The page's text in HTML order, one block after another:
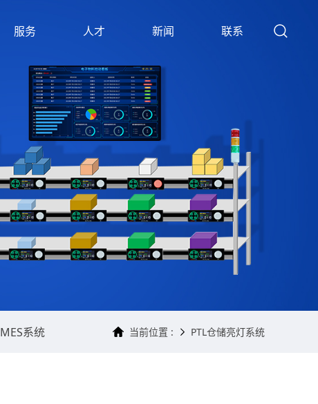
服务
人才
新闻
联系
MES系统 当前位置 : PTL仓储亮灯系统